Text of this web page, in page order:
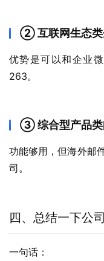
② 互联网生态类
优势是可以和企业
263。
③ 综合型产品类
功能够用，但海外邮
司。
四、总结一下公
一句话：